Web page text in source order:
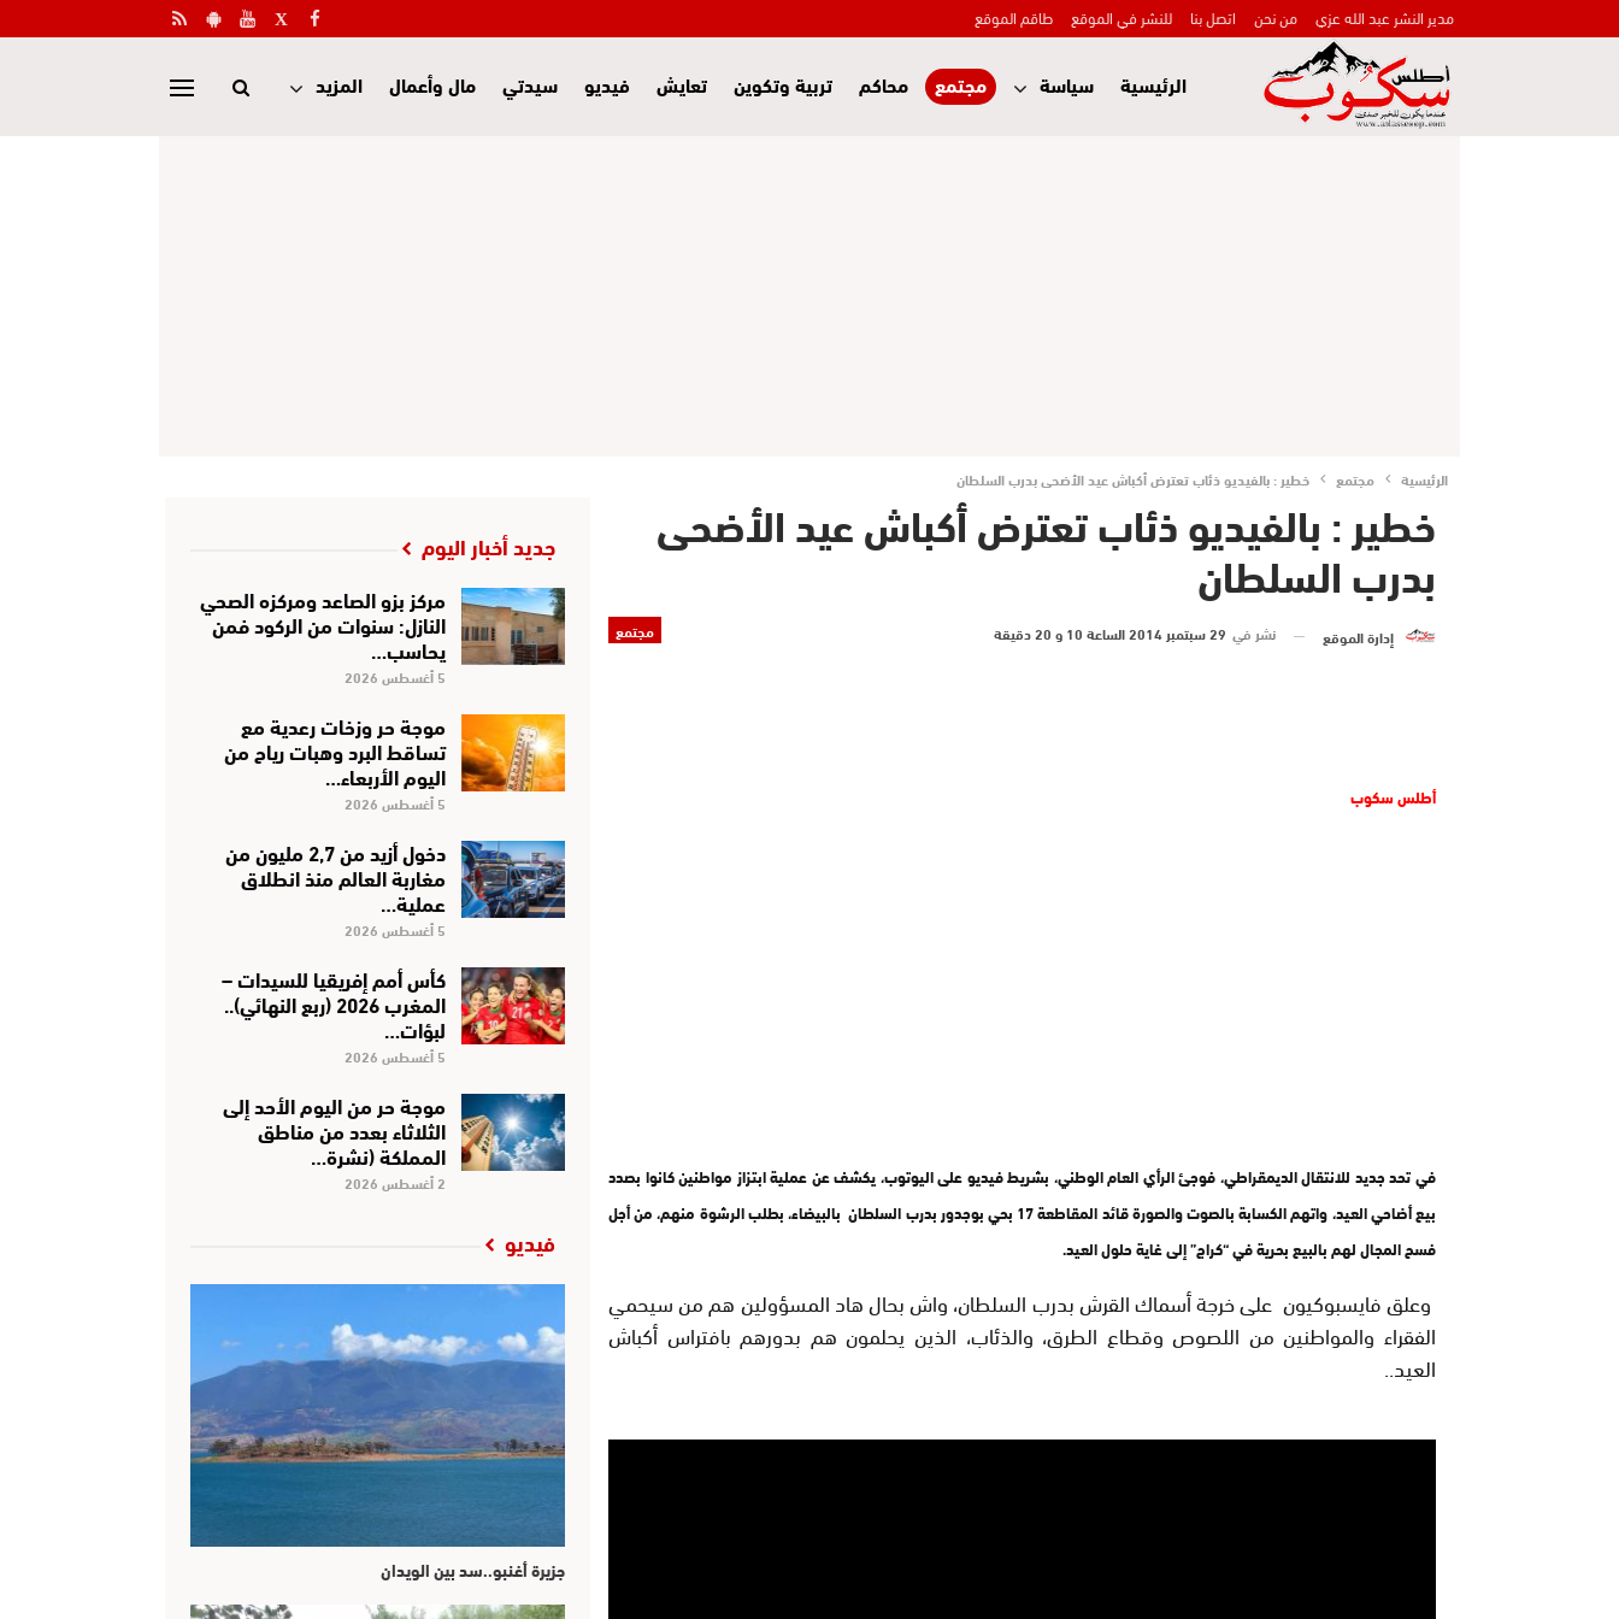
مدير النشر عبد الله عزي من نحن اتصل بنا للنشر في الموقع طاقم الموقع
الرئيسية سياسة مجتمع محاكم تربية وتكوين تعايش فيديو سيدتي مال وأعمال المزيد
الرئيسية مجتمع خطير : بالفيديو ذئاب تعترض أكباش عيد الأضحى بدرب السلطان
خطير : بالفيديو ذئاب تعترض أكباش عيد الأضحى
بدرب السلطان
مجتمع إدارة الموقع نشر في 29 سبتمبر 2014 الساعة 10 و 20 دقيقة
أطلس سكوب
في تحد جديد للانتقال الديمقراطي، فوجئ الرأي العام الوطني، بشريط فيديو على اليوتوب، يكشف عن عملية ابتزاز مواطنين كانوا بصدد
بيع أضاحي العيد، واتهم الكسابة بالصوت والصورة قائد المقاطعة 17 بحي بوجدور بدرب السلطان بالبيضاء، بطلب الرشوة منهم، من أجل
فسح المجال لهم بالبيع بحرية في “كراج” إلى غاية حلول العيد.
وعلق فايسبوكيون على خرجة أسماك القرش بدرب السلطان، واش بحال هاد المسؤولين هم من سيحمي
الفقراء والمواطنين من اللصوص وقطاع الطرق، والذئاب، الذين يحلمون هم بدورهم بافتراس أكباش
العيد..
جديد أخبار اليوم
مركز بزو الصاعد ومركزه الصحي
النازل: سنوات من الركود فمن
يحاسب…
5 أغسطس 2026
موجة حر وزخات رعدية مع
تساقط البرد وهبات رياح من
اليوم الأربعاء…
5 أغسطس 2026
دخول أزيد من 2,7 مليون من
مغاربة العالم منذ انطلاق
عملية…
5 أغسطس 2026
كأس أمم إفريقيا للسيدات –
المغرب 2026 (ربع النهائي)..
لبؤات…
5 أغسطس 2026
موجة حر من اليوم الأحد إلى
الثلاثاء بعدد من مناطق
المملكة (نشرة…
2 أغسطس 2026
فيديو
جزيرة أغنبو..سد بين الويدان